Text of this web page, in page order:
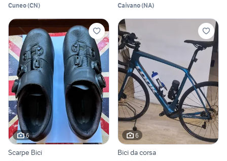
Cuneo(CN) Caivano(NA)
6
Scarpe Bici
6
Bici da corsa